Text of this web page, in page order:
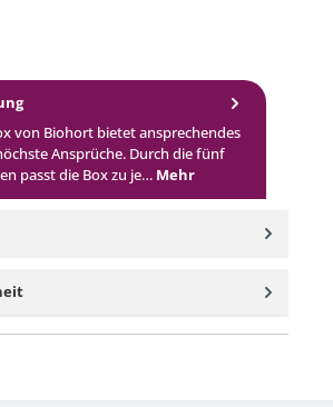
von Biohort bietet ansprechendes
Ansprüche. Durch die fünf
passt die Box zu je… Mehr